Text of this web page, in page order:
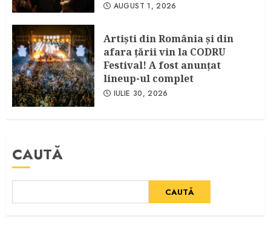
AUGUST 1, 2026
Artişti din România şi din
afara ţării vin la CODRU
Festival! A fost anunţat
lineup-ul complet
IULIE 30, 2026
CAUTĂ
CAUTĂ